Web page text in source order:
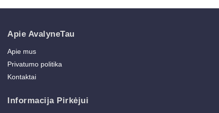
Apie AvalyneTau
Apie mus
Privatumo politika
Kontaktai
Informacija Pirkėjui